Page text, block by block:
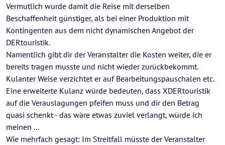
Vermutlich wurde damit die Reise mit derselben
Beschaffenheit günstiger, als bei einer Produktion mit
Kontingenten aus dem nicht dynamischen Angebot der
DERtouristik.
Namentlich gibt dir der Veranstalter die Kosten weiter, die er
bereits tragen musste und nicht wieder zurückbekommt.
Kulanter Weise verzichtet er auf Bearbeitungspauschalen etc.
Eine erweiterte Kulanz würde bedeuten, dass XDERtouristik
auf die Verauslagungen pfeifen muss und dir den Betrag
quasi schenkt - das wäre etwas zuviel verlangt, würde ich
meinen ...
Wie mehrfach gesagt: Im Streitfall müsste der Veranstalter